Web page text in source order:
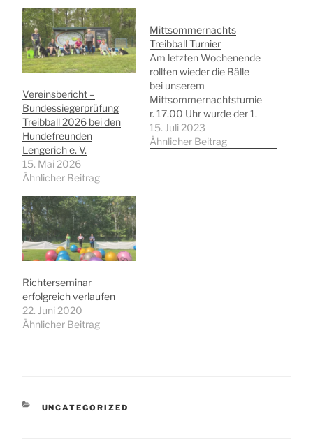
Vereinsbericht –
Bundessiegerprüfung
Treibball 2026 bei den
Hundefreunden
Lengerich e. V.
15. Mai 2026
Ähnlicher Beitrag
Mittsommernachts
Treibball Turnier
Am letzten Wochenende
rollten wieder die Bälle
bei unserem
Mittsommernachtsturnie
r. 17.00 Uhr wurde der 1.
Start freigegeben.
Richterin Anja Mitchell
15. Juli 2023
Ähnlicher Beitrag
Richterseminar
erfolgreich verlaufen
22. Juni 2020
Ähnlicher Beitrag
KATEGORIEN
UNCATEGORIZED